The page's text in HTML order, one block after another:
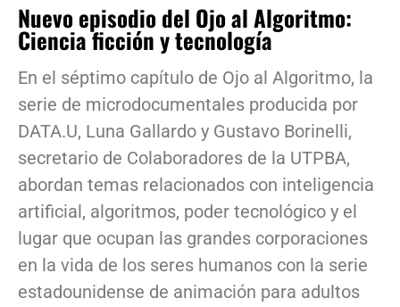
Nuevo episodio del Ojo al Algoritmo:
Ciencia ficción y tecnología
En el séptimo capítulo de Ojo al Algoritmo, la
serie de microdocumentales producida por
DATA.U, Luna Gallardo y Gustavo Borinelli,
secretario de Colaboradores de la UTPBA,
abordan temas relacionados con inteligencia
artificial, algoritmos, poder tecnológico y el
lugar que ocupan las grandes corporaciones
en la vida de los seres humanos con la serie
estadounidense de animación para adultos